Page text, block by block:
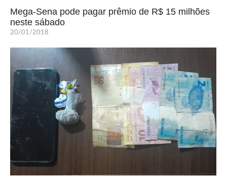
Mega-Sena pode pagar prêmio de R$ 15 milhões
neste sábado
20/01/2018